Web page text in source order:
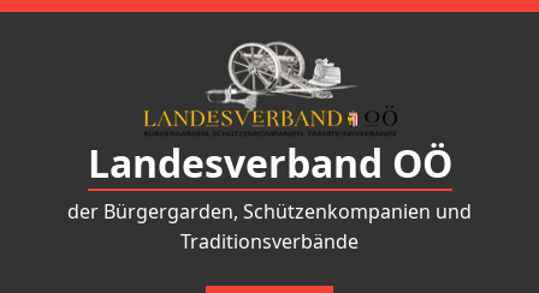
Zum
Landesverband OÖ
der Bürgergarden, Schützenkompanien und
Traditionsverbände